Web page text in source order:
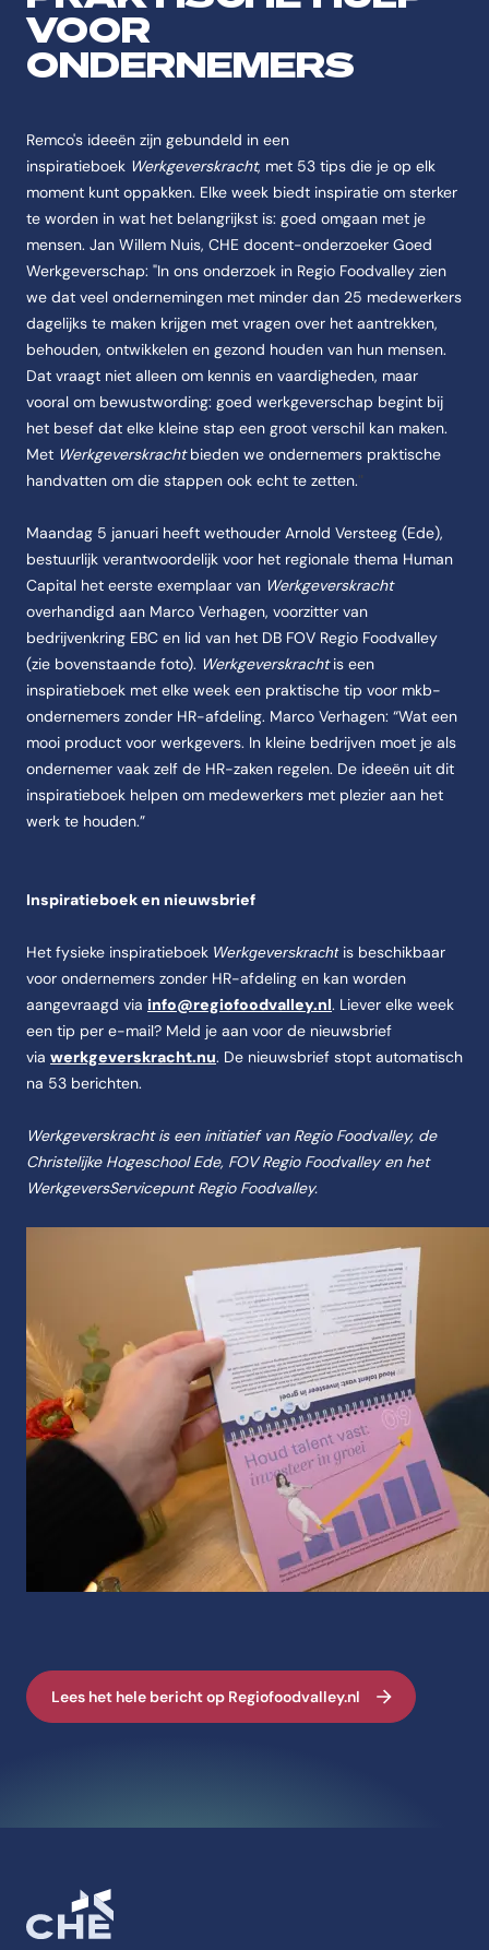
VOOR
ONDERNEMERS
Remco's ideeën zijn gebundeld in een
inspiratieboek Werkgeverskracht, met 53 tips die je op elk
moment kunt oppakken. Elke week biedt inspiratie om sterker
te worden in wat het belangrijkst is: goed omgaan met je
mensen. Jan Willem Nuis, CHE docent-onderzoeker Goed
Werkgeverschap: "In ons onderzoek in Regio Foodvalley zien
we dat veel ondernemingen met minder dan 25 medewerkers
dagelijks te maken krijgen met vragen over het aantrekken,
behouden, ontwikkelen en gezond houden van hun mensen.
Dat vraagt niet alleen om kennis en vaardigheden, maar
vooral om bewustwording: goed werkgeverschap begint bij
het besef dat elke kleine stap een groot verschil kan maken.
Met Werkgeverskrachtbieden we ondernemers praktische
handvatten om die stappen ook echt te zetten."
Maandag 5 januari heeft wethouder Arnold Versteeg (Ede),
bestuurlijk verantwoordelijk voor het regionale thema Human
Capital het eerste exemplaar van Werkgeverskracht
overhandigd aan Marco Verhagen, voorzitter van
bedrijvenkring EBC en lid van het DB FOV Regio Foodvalley
(zie bovenstaande foto). Werkgeverskrachtis een
inspiratieboek met elke week een praktische tip voor mkb-
ondernemers zonder HR-afdeling. Marco Verhagen: “Wat een
mooi product voor werkgevers. In kleine bedrijven moet je als
ondernemer vaak zelf de HR-zaken regelen. De ideeën uit dit
inspiratieboek helpen om medewerkers met plezier aan het
werk te houden.”
Inspiratieboek en nieuwsbrief
Het fysieke inspiratieboek Werkgeverskrachtis beschikbaar
voor ondernemers zonder HR-afdeling en kan worden
aangevraagd via info@regiofoodvalley.nl. Liever elke week
een tip per e-mail? Meld je aan voor de nieuwsbrief
via werkgeverskracht.nu. De nieuwsbrief stopt automatisch
na 53 berichten.
Werkgeverskracht is een initiatief van Regio Foodvalley, de
Christelijke Hogeschool Ede, FOV Regio Foodvalley en het
WerkgeversServicepunt Regio Foodvalley.
Lees het hele bericht op Regiofoodvalley.nl